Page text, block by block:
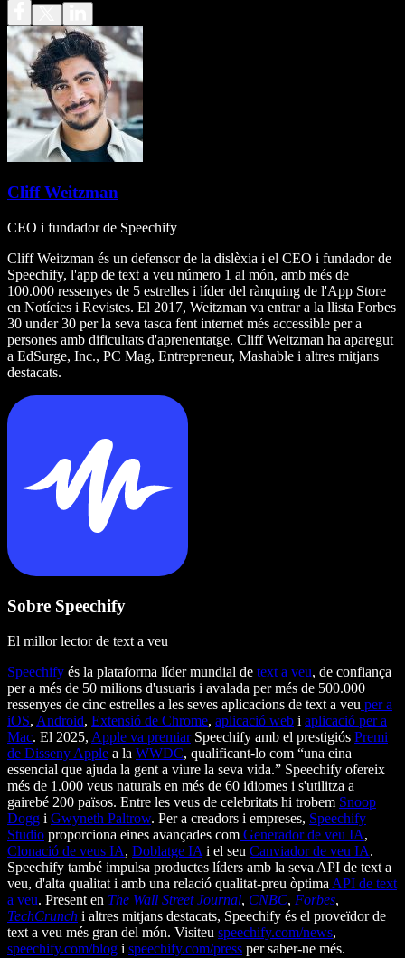
Cliff Weitzman
CEO i fundador de Speechify
Cliff Weitzman és un defensor de la dislèxia i el CEO i fundador de
Speechify, l'app de text a veu número 1 al món, amb més de
100.000 ressenyes de 5 estrelles i líder del rànquing de l'App Store
en Notícies i Revistes. El 2017, Weitzman va entrar a la llista Forbes
30 under 30 per la seva tasca fent internet més accessible per a
persones amb dificultats d'aprenentatge. Cliff Weitzman ha aparegut
a EdSurge, Inc., PC Mag, Entrepreneur, Mashable i altres mitjans
destacats.
Sobre Speechify
El millor lector de text a veu
Speechify és la plataforma líder mundial de text a veu, de confiança
per a més de 50 milions d'usuaris i avalada per més de 500.000
ressenyes de cinc estrelles a les seves aplicacions de text a veu per a
iOS, Android, Extensió de Chrome, aplicació web i aplicació per a
Mac. El 2025, Apple va premiarSpeechify amb el prestigiós Premi
de Disseny Apple a la WWDC, qualificant-lo com “una eina
essencial que ajuda la gent a viure la seva vida.” Speechify ofereix
més de 1.000 veus naturals en més de 60 idiomes i s'utilitza a
gairebé 200 països. Entre les veus de celebritats hi trobem Snoop
Dogg i Gwyneth Paltrow. Per a creadors i empreses, Speechify
Studio proporciona eines avançades com Generador de veu IA,
Clonació de veus IA, Doblatge IA i el seu Canviador de veu IA.
Speechify també impulsa productes líders amb la seva API de text a
veu, d'alta qualitat i amb una relació qualitat-preu òptima API de text
a veu. Present en The Wall Street Journal, CNBC, Forbes,
TechCrunch i altres mitjans destacats, Speechify és el proveïdor de
text a veu més gran del món. Visiteu speechify.com/news,
speechify.com/blog i speechify.com/press per saber-ne més.